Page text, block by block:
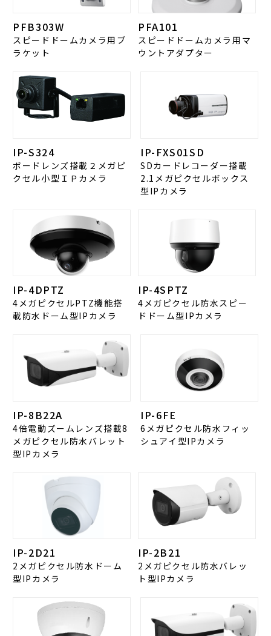
PFB303W
スピードドームカメラ用ブ
ラケット
PFA101
スピードドームカメラ用マ
ウントアダプター
IP-S324
ボードレンズ搭載２メガピ
クセル小型ＩＰカメラ
IP-FXS01SD
SDカードレコーダー搭載
2.1メガピクセルボックス
型IPカメラ
IP-4DPTZ
4メガピクセルPTZ機能搭
載防水ドーム型IPカメラ
IP-4SPTZ
4メガピクセル防水スピー
ドドーム型IPカメラ
IP-8B22A
4倍電動ズームレンズ搭載8
メガピクセル防水バレット
型IPカメラ
IP-6FE
6メガピクセル防水フィッ
シュアイ型IPカメラ
IP-2D21
2メガピクセル防水ドーム
型IPカメラ
IP-2B21
2メガピクセル防水バレッ
ト型IPカメラ